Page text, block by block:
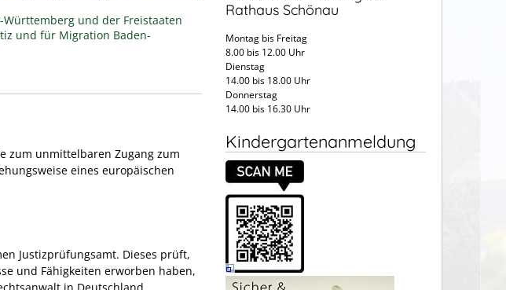
Württemberg und der Freistaaten
und für Migration Baden-
zum unmittelbaren Zugang zum
eines europäischen
Justizprüfungsamt. Dieses prüft,
und Fähigkeiten erworben haben,
Rathaus Schönau
Montag bis Freitag
8.00 bis 12.00 Uhr
Dienstag
14.00 bis 18.00 Uhr
Donnerstag
14.00 bis 16.30 Uhr
Kindergartenanmeldung